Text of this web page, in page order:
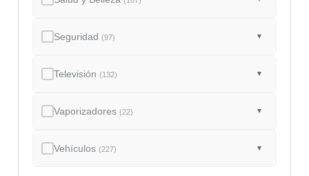
Seguridad(97) ▼
Televisión(132) ▼
Vaporizadores(22) ▼
Vehículos(227) ▼